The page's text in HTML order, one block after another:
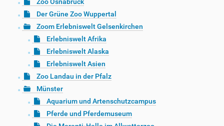
Zoo Osnabrück
Der Grüne Zoo Wuppertal
Zoom Erlebniswelt Gelsenkirchen
Erlebniswelt Afrika
Erlebniswelt Alaska
Erlebniswelt Asien
Zoo Landau in der Pfalz
Münster
Aquarium und Artenschutzcampus
Pferde und Pferdemuseum